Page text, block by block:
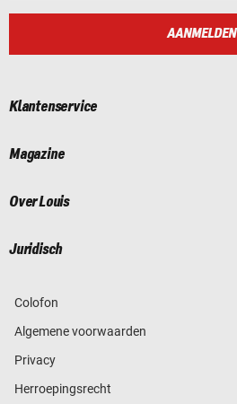
AANMELDEN
Klantenservice
Magazine
Over Louis
Juridisch
Colofon
Algemene voorwaarden
Privacy
Herroepingsrecht